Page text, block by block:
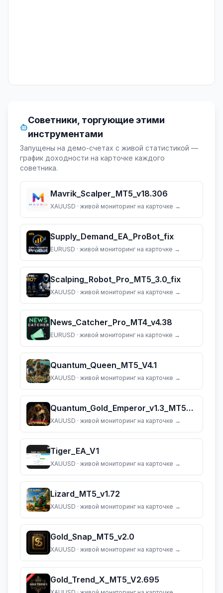
Советники, торгующие этими
инструментами
Запущены на демо-счетах с живой статистикой —
график доходности на карточке каждого
советника.
Mavrik_Scalper_MT5_v18.306
XAUUSD · живой мониторинг на карточке →
Supply_Demand_EA_ProBot_fix
EURUSD · живой мониторинг на карточке →
Scalping_Robot_Pro_MT5_3.0_fix
XAUUSD · живой мониторинг на карточке →
News_Catcher_Pro_MT4_v4.38
EURUSD · живой мониторинг на карточке →
Quantum_Queen_MT5_V4.1
XAUUSD · живой мониторинг на карточке →
Quantum_Gold_Emperor_v1.3_MT5_(dll_5883)
XAUUSD · живой мониторинг на карточке →
Tiger_EA_V1
XAUUSD · живой мониторинг на карточке →
Lizard_MT5_v1.72
XAUUSD · живой мониторинг на карточке →
Gold_Snap_MT5_v2.0
XAUUSD · живой мониторинг на карточке →
Gold_Trend_X_MT5_V2.695